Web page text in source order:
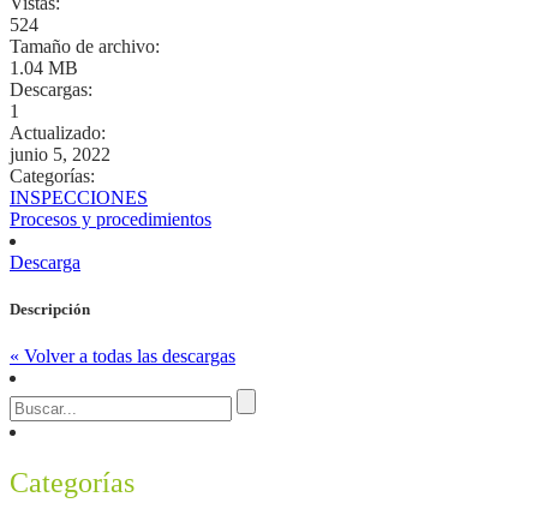
524
Tamaño de archivo:
1.04 MB
Descargas:
1
Actualizado:
junio 5, 2022
Categorías:
INSPECCIONES
Procesos y procedimientos
Descarga
Descripción
« Volver a todas las descargas
Categorías